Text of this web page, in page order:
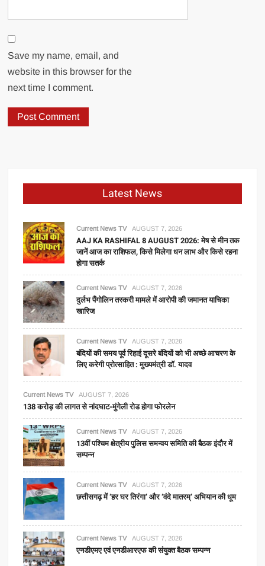
Save my name, email, and
website in this browser for the
next time I comment.
Latest News
Current News TV AUGUST 7, 2026
AAJ KA RASHIFAL 8 AUGUST 2026: मेष से मीन तक
जानें आज का राशिफल, किसे मिलेगा धन लाभ और किसे रहना
होगा सतर्क
Current News TV AUGUST 7, 2026
दुर्लभ पैंगोलिन तस्करी मामले में आरोपी की जमानत याचिका
खारिज
Current News TV AUGUST 7, 2026
बंदियों की समय पूर्व रिहाई दूसरे बंदियों को भी अच्छे आचरण के
लिए करेगी प्रोत्साहित : मुख्यमंत्री डॉ. यादव
Current News TV AUGUST 7, 2026
138 करोड़ की लागत से नांदघाट-मुंगेली रोड होगा फोरलेन
Current News TV AUGUST 7, 2026
13वीं पश्चिम क्षेत्रीय पुलिस समन्वय समिति की बैठक इंदौर में
सम्पन्न
Current News TV AUGUST 7, 2026
छत्तीसगढ़ में ‘हर घर तिरंगा’ और ‘वंदे मातरम्’ अभियान की धूम
Current News TV AUGUST 7, 2026
एनडीएमए एवं एनडीआरएफ की संयुक्त बैठक सम्पन्न